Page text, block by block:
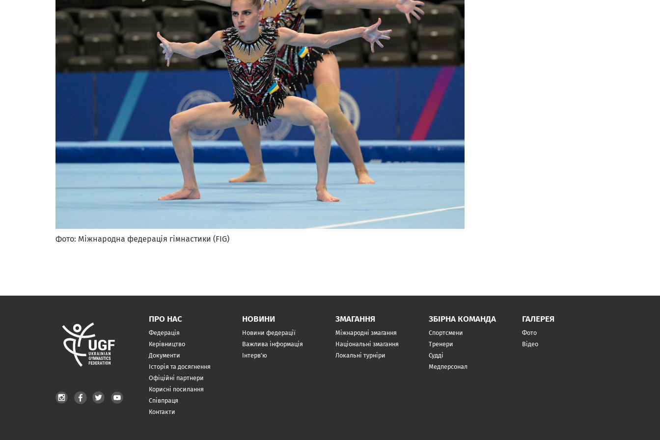
Фото: Міжнародна федерація гімнастики (FIG)
ПРО НАС
Федерація
Керівництво
Документи
Історія та досягнення
Офіційні партнери
Корисні посилання
Співпраця
Контакти
НОВИНИ
Новини федерації
Важлива інформація
Інтерв’ю
ЗМАГАННЯ
Міжнародні змагання
Національні змагання
Локальні турніри
ЗБІРНА КОМАНДА
Спортсмени
Тренери
Судді
Медперсонал
ГАЛЕРЕЯ
Фото
Відео